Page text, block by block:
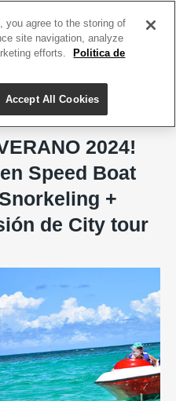
2024!
Speed Boat
+
de City tour
Next
you agree to the storing of
site navigation, analyze
efforts.
Politica de
Accept All Cookies